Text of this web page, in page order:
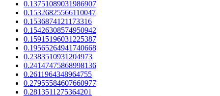
0.13751089031986907
0.15326825566110047
0.1536874121173316
0.15426308574950942
0.15915196031225387
0.19565264941740668
0.2383510931204973
0.24147475868998136
0.2611964348964755
0.27955584607660977
0.2813511275364201